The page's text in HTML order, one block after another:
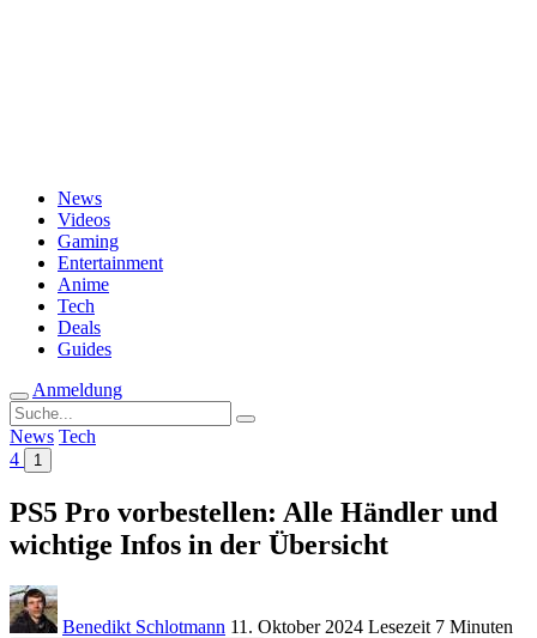
News
Videos
Gaming
Entertainment
Anime
Tech
Deals
Guides
Anmeldung
Suche
nach:
News Tech
4
1
PS5 Pro vorbestellen: Alle Händler und
wichtige Infos in der Übersicht
Benedikt Schlotmann 11. Oktober 2024 Lesezeit 7 Minuten